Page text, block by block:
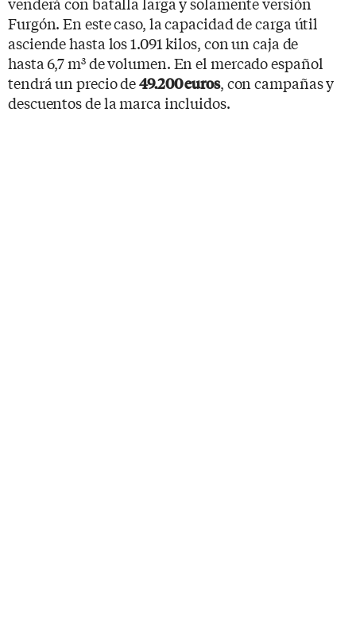
Furgón. En este caso, la capacidad de carga útil
asciende hasta los 1.091 kilos, con un caja de
hasta 6,7 m3de volumen. En el mercado español
tendrá un precio de49.200 euros, con campañas y
descuentos de la marca incluidos.